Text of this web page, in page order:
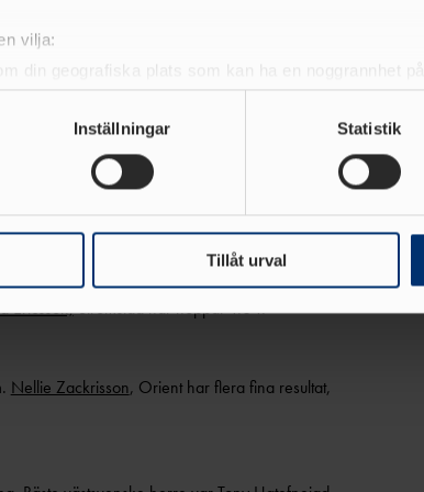
vilja:
din geografiska plats som kan ha en noggrannhet
uppgifter behandlas och ställ in dina
när som helst från cookie-förklaringen.
trafik. Vi vidarebefordrar även sådana
och analysföretag som vi samarbetar med.
har tillhandahållit eller som de har samlat in när du
Inställningar Statistik
Tillåt urval
3.14,35 ochLisa Malmström
, Rigor på 3.22,40.
9.90 i tresteg.
Engla Johansson, Varberg på 8,52. Engla
har gjort 2.42,98 på 800m och 9.20 i tresteg. Där
har sprungit 60m häck på 9,88.Madelene Härsjö,
Ericsson,Strömstad har hoppat 4.64.
Nellie Zackrisson, Orient har flera fina resultat,